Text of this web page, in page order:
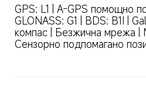
GPS: L1 | A-GPS помощно
GLONASS: G1 | BDS: B1I |
компас | Безжична мрежа |
Сензорно подпомагано